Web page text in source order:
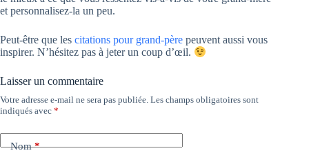
et personnalisez-la un peu.
Peut-être que les citations pour grand-père peuvent aussi vous
inspirer. N’hésitez pas à jeter un coup d’œil.
Laisser un commentaire
Votre adresse e-mail ne sera pas publiée. Les champs obligatoires sont
indiqués avec *
Nom*